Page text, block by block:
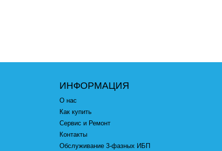
ИНФОРМАЦИЯ
О нас
Как купить
Сервис и Ремонт
Контакты
Обслуживание 3-фазных ИБП